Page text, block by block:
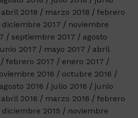
abril 2018 marzo 2018
febrero
diciembre 2017
noviembre
septiembre 2017
agosto
2017 mayo 2017
abril
febrero 2017
enero 2017
2016
octubre 2016
agosto 2016 julio 2016
junio
abril 2016 marzo 2016
febrero
diciembre 2015
noviembre